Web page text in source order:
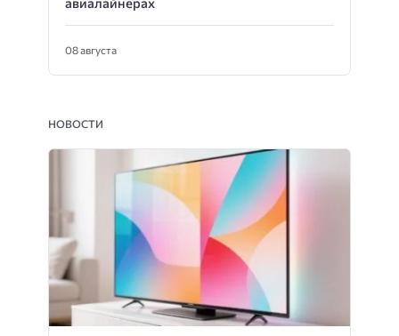
08 августа
НОВОСТИ